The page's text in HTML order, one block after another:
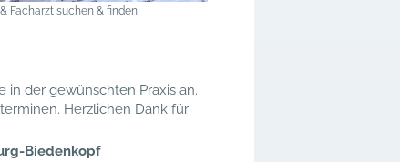
Facharzt suchen & finden
in der gewünschten Praxis an.
Herzlichen Dank für
Biedenkopf